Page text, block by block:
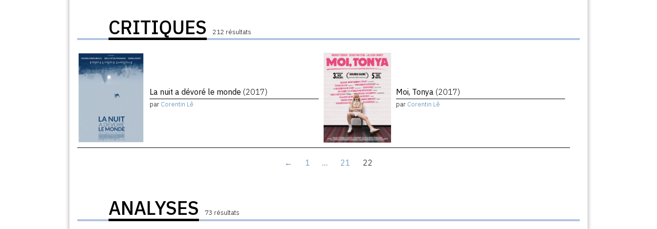
CRITIQUES 212 résultats
La nuit a dévoré le monde (2017)
par Corentin Lê
Moi, Tonya (2017)
par Corentin Lê
← 1 … 21 22
ANALYSES 73 résultats